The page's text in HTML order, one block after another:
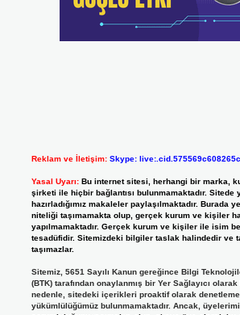
Reklam ve İletişim: Skype:
Yasal Uyarı: Bu internet sitesi, herhangi bir marka,
şirketi ile hiçbir bağlantısı bulunmamaktadır. Sitede
hazırladığımız makaleler paylaşılmaktadır. Burada
niteliği taşımamakta olup, gerçek kurum ve kişiler
yapılmamaktadır. Gerçek kurum ve kişiler ile isim
tesadüfidir. Sitemizdeki bilgiler taslak halindedir ve
taşımazlar.
Sitemiz, 5651 Sayılı Kanun gereğince Bilgi
(BTK) tarafından onaylanmış bir Yer Sağlayıcı
nedenle, sitedeki içerikleri proaktif olarak denetleme
yükümlülüğümüz bulunmamaktadır. Ancak,